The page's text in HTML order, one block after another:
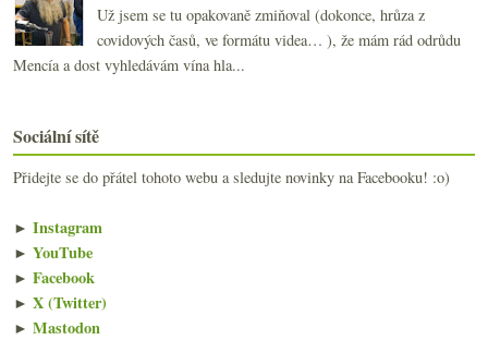
Už jsem se tu opakovaně zmiňoval (dokonce, hrůza z
covidových časů, ve formátu videa… ), že mám rád odrůdu
Mencía a dost vyhledávám vína hla...
Sociální sítě
Přidejte se do přátel tohoto webu a sledujte novinky na Facebooku! :o)
► Instagram
► YouTube
► Facebook
► X (Twitter)
► Mastodon